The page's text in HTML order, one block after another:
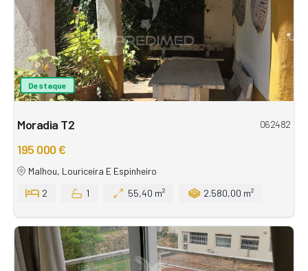
Destaque
Moradia T2 062482
195 000 €
Malhou, Louriceira E Espinheiro
2
1 55,40 m² 2.580,00 m²